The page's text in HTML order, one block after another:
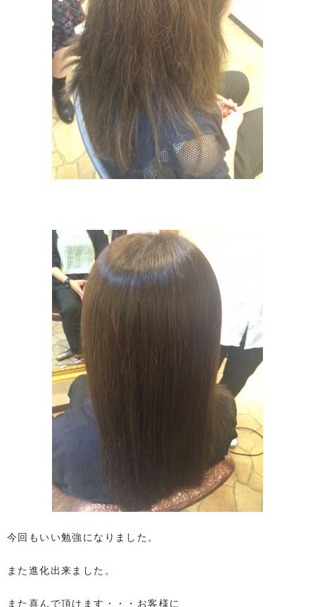
今回もいい勉強になりました。
また進化出来ました。
また喜んで頂けます・・・お客様に